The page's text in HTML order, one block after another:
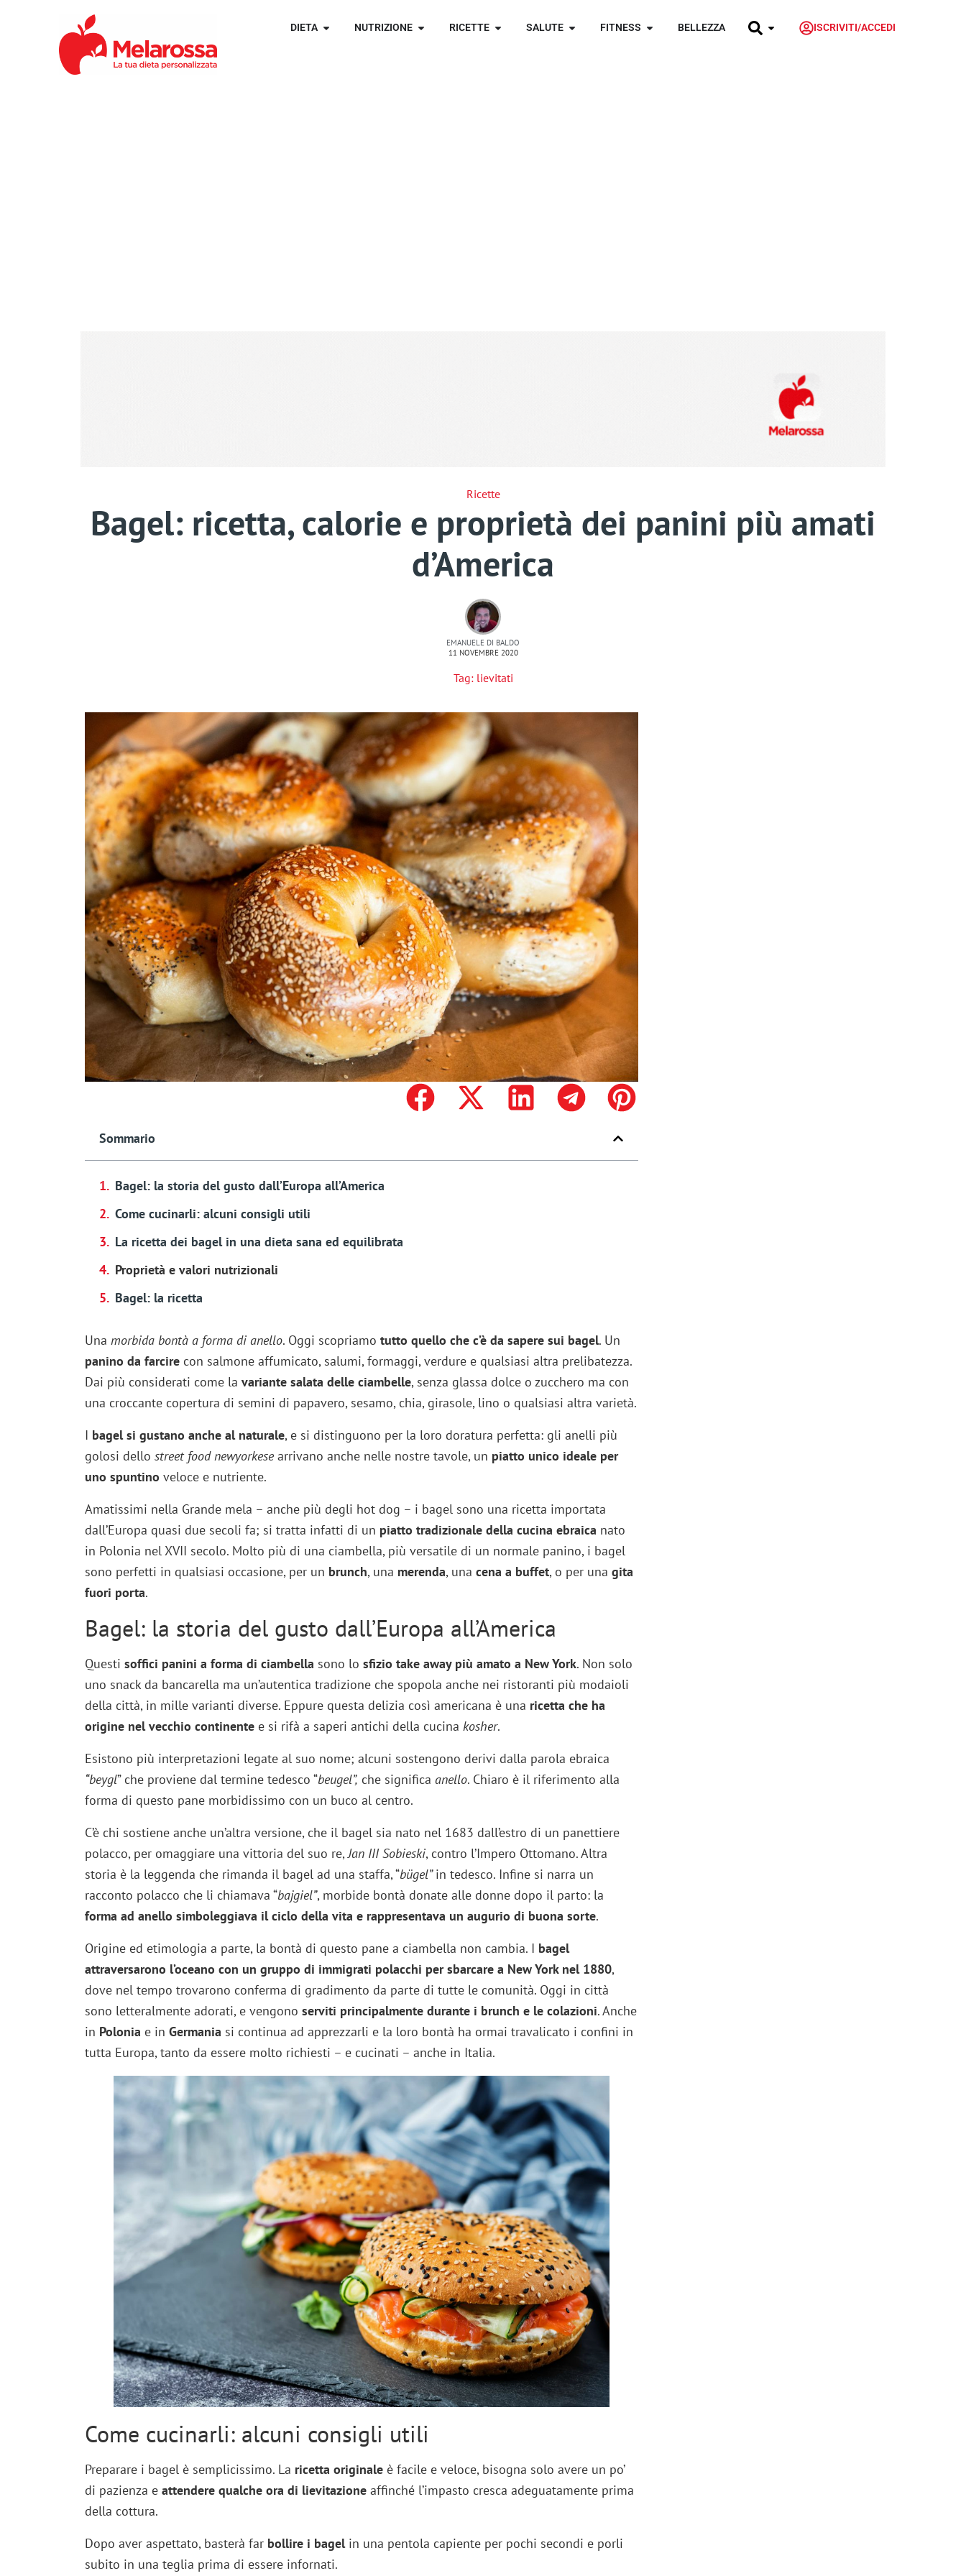
DIETA NUTRIZIONE RICETTE SALUTE FITNESS BELLEZZA ISCRIVITI/ACCEDI
Ricette
Bagel: ricetta, calorie e proprietà dei panini più amati
d’America
EMANUELE DI BALDO
11 NOVEMBRE 2020
Tag: lievitati
Sommario
Bagel: la storia del gusto dall’Europa all’America
Come cucinarli: alcuni consigli utili
La ricetta dei bagel in una dieta sana ed equilibrata
Proprietà e valori nutrizionali
Bagel: la ricetta
Una morbida bontà a forma di anello. Oggi scopriamo tutto quello che c’è da sapere sui bagel. Un
panino da farcirecon salmone affumicato, salumi, formaggi, verdure e qualsiasi altra prelibatezza.
Dai più considerati come la variante salata delle ciambelle, senza glassa dolce o zucchero ma con
una croccante copertura di semini di papavero, sesamo, chia, girasole, lino o qualsiasi altra varietà.
I bagel si gustano anche al naturale, e si distinguono per la loro doratura perfetta: gli anelli più
golosi dello street food newyorkesearrivano anche nelle nostre tavole, un piatto unico ideale per
uno spuntino veloce e nutriente.
Amatissimi nella Grande mela – anche più degli hot dog – i bagel sono una ricetta importata
dall’Europa quasi due secoli fa; si tratta infatti di un piatto tradizionale della cucina ebraica nato
in Polonia nel XVII secolo. Molto più di una ciambella, più versatile di un normale panino, i bagel
sono perfetti in qualsiasi occasione, per un brunch, una merenda, una cena a buffet, o per una gita
fuori porta.
Bagel: la storia del gusto dall’Europa all’America
Questi soffici panini a forma di ciambella sono lo sfizio take away più amato a New York. Non solo
uno snack da bancarella ma un’autentica tradizione che spopola anche nei ristoranti più modaioli
della città, in mille varianti diverse. Eppure questa delizia così americana è una ricetta che ha
origine nel vecchio continentee si rifà a saperi antichi della cucina kosher.
Esistono più interpretazioni legate al suo nome; alcuni sostengono derivi dalla parola ebraica
“beygl” che proviene dal termine tedesco “beugel”, che significa anello. Chiaro è il riferimento alla
forma di questo pane morbidissimo con un buco al centro.
C’è chi sostiene anche un’altra versione, che il bagel sia nato nel 1683 dall’estro di un panettiere
polacco, per omaggiare una vittoria del suo re,Jan III Sobieski, contro l’Impero Ottomano. Altra
storia è la leggenda che rimanda il bagel ad una staffa, “bügel”in tedesco. Infine si narra un
racconto polacco che li chiamava “bajgiel”, morbide bontà donate alle donne dopo il parto: la
forma ad anello simboleggiava il ciclo della vita e rappresentava un augurio di buona sorte.
Origine ed etimologia a parte, la bontà di questo pane a ciambella non cambia. I bagel
attraversarono l’oceano con un gruppo di immigrati polacchi per sbarcare a New York nel 1880,
dove nel tempo trovarono conferma di gradimento da parte di tutte le comunità. Oggi in città
sono letteralmente adorati, e vengono serviti principalmente durante i brunch e le colazioni. Anche
in Polonia e in Germania si continua ad apprezzarli e la loro bontà ha ormai travalicato i confini in
tutta Europa, tanto da essere molto richiesti – e cucinati – anche in Italia.
Come cucinarli: alcuni consigli utili
Preparare i bagel è semplicissimo. La ricetta originaleè facile e veloce, bisogna solo avere un po’
di pazienza e attendere qualche ora di lievitazioneaffinché l’impasto cresca adeguatamente prima
della cottura.
Dopo aver aspettato, basterà far bollire i bagelin una pentola capiente per pochi secondi e porli
subito in una teglia prima di essere infornati.